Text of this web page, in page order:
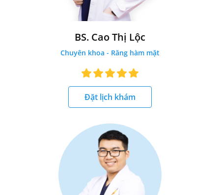
BS. Cao Thị Lộc
Chuyên khoa - Răng hàm mặt
Đặt lịch khám